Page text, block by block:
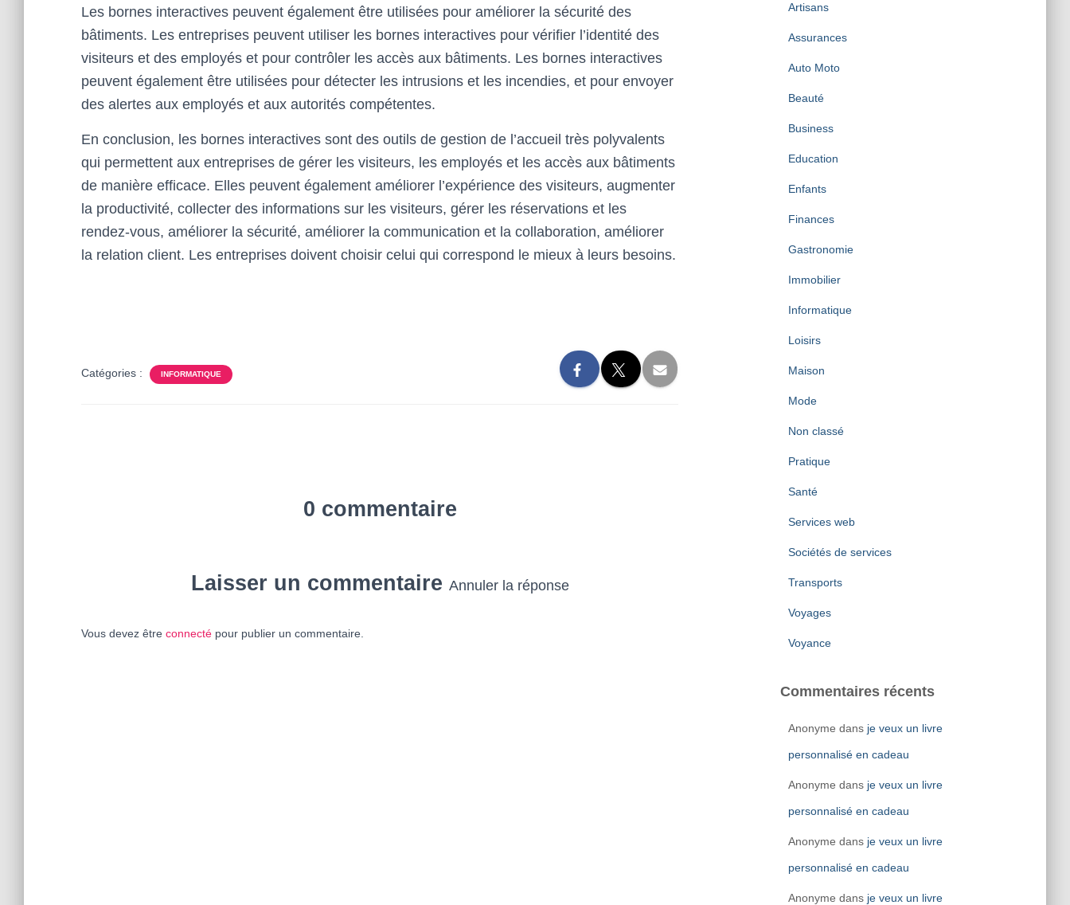
Les bornes interactives peuvent également être utilisées pour améliorer la sécurité des
bâtiments. Les entreprises peuvent utiliser les bornes interactives pour vérifier l’identité des
visiteurs et des employés et pour contrôler les accès aux bâtiments. Les bornes interactives
peuvent également être utilisées pour détecter les intrusions et les incendies, et pour envoyer
des alertes aux employés et aux autorités compétentes.
En conclusion, les bornes interactives sont des outils de gestion de l’accueil très polyvalents
qui permettent aux entreprises de gérer les visiteurs, les employés et les accès aux bâtiments
de manière efficace. Elles peuvent également améliorer l’expérience des visiteurs, augmenter
la productivité, collecter des informations sur les visiteurs, gérer les réservations et les
rendez-vous, améliorer la sécurité, améliorer la communication et la collaboration, améliorer
la relation client. Les entreprises doivent choisir celui qui correspond le mieux à leurs besoins.
Catégories : INFORMATIQUE
0 commentaire
Laisser un commentaire Annuler la réponse
Vous devez être connecté pour publier un commentaire.
Artisans
Assurances
Auto Moto
Beauté
Business
Education
Enfants
Finances
Gastronomie
Immobilier
Informatique
Loisirs
Maison
Mode
Non classé
Pratique
Santé
Services web
Sociétés de services
Transports
Voyages
Voyance
Commentaires récents
Anonyme dans je veux un livre
personnalisé en cadeau
Anonyme dans je veux un livre
personnalisé en cadeau
Anonyme dans je veux un livre
personnalisé en cadeau
Anonyme dans je veux un livre